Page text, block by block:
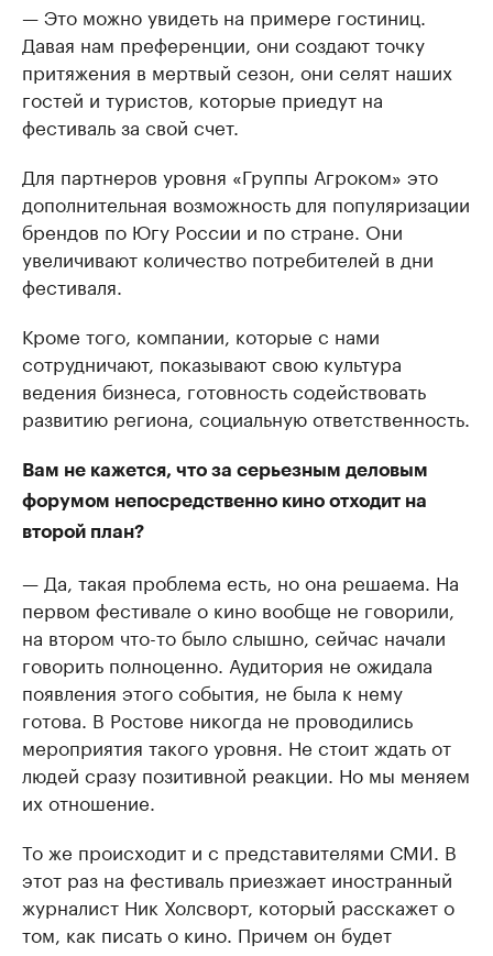
— Это можно увидеть на примере гостиниц.
Давая нам преференции, они создают точку
притяжения в мертвый сезон, они селят наших
гостей и туристов, которые приедут на
фестиваль за свой счет.
Для партнеров уровня «Группы Агроком» это
дополнительная возможность для популяризации
брендов по Югу России и по стране. Они
увеличивают количество потребителей в дни
фестиваля.
Кроме того, компании, которые с нами
сотрудничают, показывают свою культура
ведения бизнеса, готовность содействовать
развитию региона, социальную ответственность.
Вам не кажется, что за серьезным деловым
форумом непосредственно кино отходит на
второй план?
— Да, такая проблема есть, но она решаема. На
первом фестивале о кино вообще не говорили,
на втором что-то было слышно, сейчас начали
говорить полноценно. Аудитория не ожидала
появления этого события, не была к нему
готова. В Ростове никогда не проводились
мероприятия такого уровня. Не стоит ждать от
людей сразу позитивной реакции. Но мы меняем
их отношение.
То же происходит и с представителями СМИ. В
этот раз на фестиваль приезжает иностранный
журналист Ник Холсворт, который расскажет о
том, как писать о кино. Причем он будет